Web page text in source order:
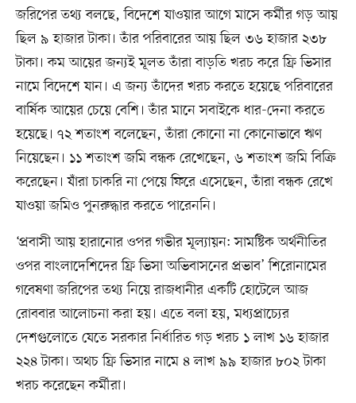
জরিপের তথ্য বলছে, বিদেশে যাওয়ার আগে মাসে কর্মীর গড় আয়
ছিল ৯ হাজার টাকা। তাঁর পরিবারের আয় ছিল ৩৬ হাজার ২৩৮
টাকা। কম আয়ের জন্যই মূলত তাঁরা বাড়তি খরচ করে ফ্রি ভিসার
নামে বিদেশে যান। এ জন্য তাঁদের খরচ করতে হয়েছে পরিবারের
বার্ষিক আয়ের চেয়ে বেশি। তাঁর মানে সবাইকে ধার-দেনা করতে
হয়েছে। ৭২ শতাংশ বলেছেন, তাঁরা কোনো না কোনোভাবে ঋণ
নিয়েছেন। ১১ শতাংশ জমি বন্ধক রেখেছেন, ৬ শতাংশ জমি বিক্রি
করেছেন। যাঁরা চাকরি না পেয়ে ফিরে এসেছেন, তাঁরা বন্ধক রেখে
যাওয়া জমিও পুনরুদ্ধার করতে পারেননি।
‘প্রবাসী আয় হারানোর ওপর গভীর মূল্যায়ন: সামষ্টিক অর্থনীতির
ওপর বাংলাদেশিদের ফ্রি ভিসা অভিবাসনের প্রভাব’ শিরোনামের
গবেষণা জরিপের তথ্য নিয়ে রাজধানীর একটি হোটেলে আজ
রোববার আলোচনা করা হয়। এতে বলা হয়, মধ‍্যপ্রাচ‍্যের
দেশগুলোতে যেতে সরকার নির্ধারিত গড় খরচ ১ লাখ ১৬ হাজার
২২৪ টাকা। অথচ ফ্রি ভিসার নামে ৪ লাখ ৯৯ হাজার ৮০২ টাকা
খরচ করেছেন কর্মীরা।